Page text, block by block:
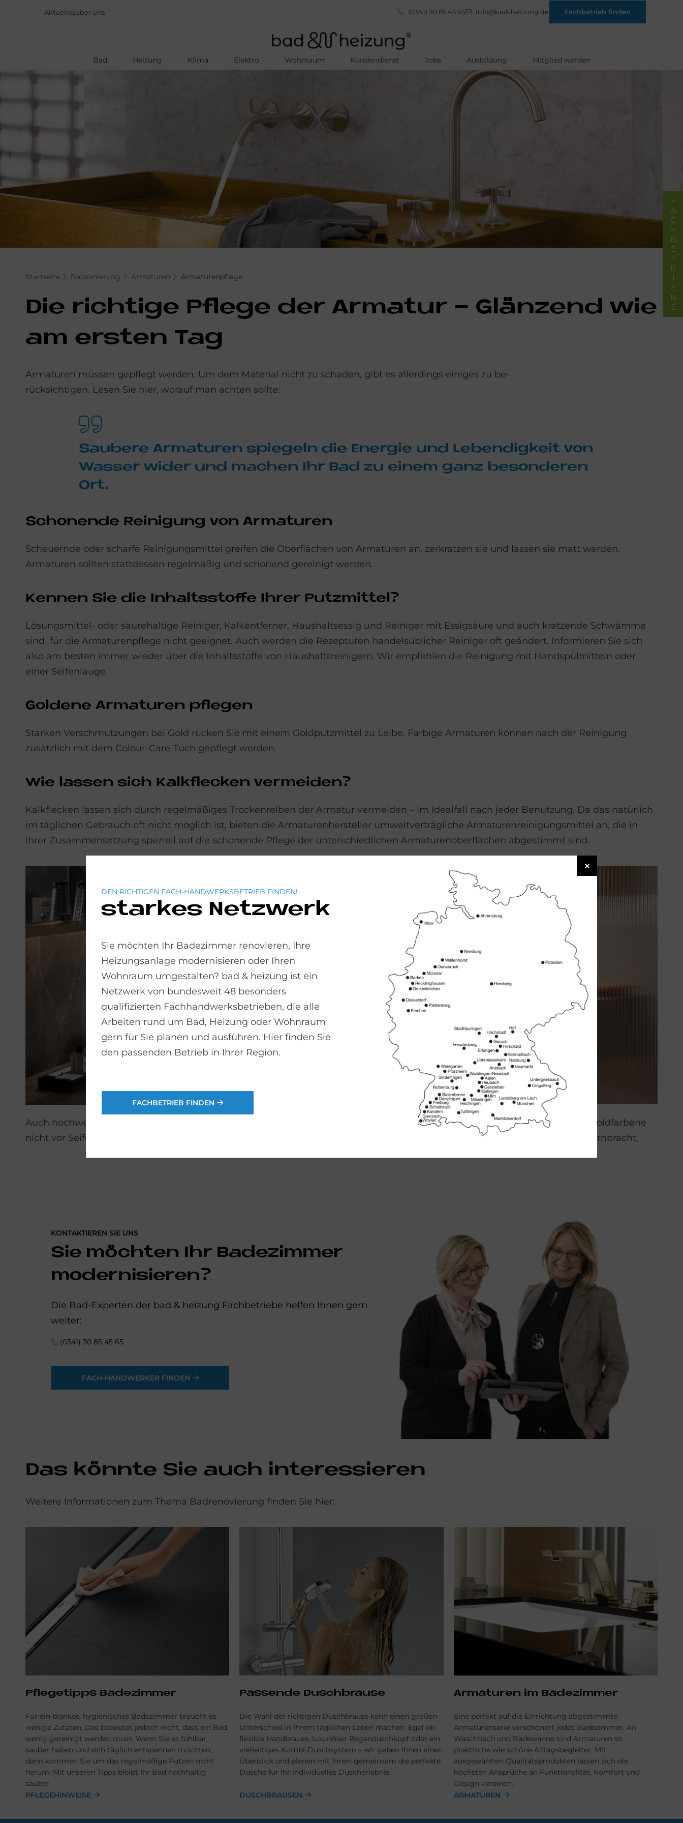
Aktuellesüber uns (0341) 30 85 45 65 info@bad-heizung.de Fachbetrieb finden
Bad Heizung Klima Elektro Wohnraum Kundendienst Jobs Ausbildung Mitglied werden
Startseite Badsanierung Armaturen Armaturenpflege
Die rich­ti­ge Pfle­ge der Ar­ma­tur - Glän­zend wie
am er­sten Tag
Armaturen müssen gepflegt werden. Um dem Material nicht zu schaden, gibt es aller­dings einiges zu be­
rücksichtigen. Lesen Sie hier, worauf man achten sollte:
Sau­be­re Ar­ma­tu­ren spie­geln die En­er­gie und Le­ben­dig­keit von
Was­ser wi­der und ma­chen Ihr Bad zu ei­nem ganz be­son­de­ren
Ort.
Scho­nen­de Rei­ni­gung von Ar­ma­tu­ren
Scheuernde oder scharfe Reinigungsmittel greifen die Oberflächen von Armaturen an, zerkratzen sie und lassen sie matt werden.
Armaturen sollten stattdessen regelmäßig und schonend gereinigt werden.
Ken­nen Sie die In­halts­stof­fe Ih­rer Putz­mit­tel?
Lösungsmittel- oder säurehaltige Reiniger, Kalkentferner, Haushaltsessig und Reiniger mit Essigsäure und auch kratzende Schwämme
sind für die Armaturenpflege nicht geeignet. Auch werden die Rezepturen handelsüblicher Reiniger oft geändert. Informieren Sie sich
also am besten immer wieder über die Inhaltsstoffe von Haushaltsreinigern. Wir empfehlen die Reinigung mit Handspülmitteln oder
einer Seifenlauge.
Gol­de­ne Ar­ma­tu­ren pfle­gen
Starken Verschmutzungen bei Gold rücken Sie mit einem Goldputzmittel zu Leibe. Farbige Armaturen können nach der Reinigung
zusätzlich mit dem Colour-Care-Tuch gepflegt werden.
Wie las­sen sich Kalk­flecken ver­mei­den?
Kalkflecken lassen sich durch regelmäßiges Trockenreiben der Armatur vermeiden – im Idealfall nach jeder Benutzung. Da das natürlich
im täglichen Gebrauch oft nicht möglich ist, bieten die Armaturenhersteller umweltverträgliche Armaturenreinigungsmittel an, die in
ihrer Zusammensetzung speziell auf die schonende Pflege der unterschiedlichen Armaturenoberflächen abgestimmt sind.
Auch hochwertige Armaturen wie die Metropol von hansgrohe sind
nicht vor Seifen-, Lotion- und Kalkablagerungen gefeit.
Die Behandlung mit einem Goldputzmittel lässt Ihre goldfarbene
Armatur, wie hier die MEM Waschtischarmatur von Dornbracht,
KONTAKTIEREN SIE UNS
Sie möchten Ihr Badezimmer
modernisieren?
Die Bad-Experten der bad & heizung Fachbetriebe helfen Ihnen gern
weiter:
(0341) 30 85 45 65
FACH-HANDWERKER FINDEN
Das könnte Sie auch interessieren
Weitere Informationen zum Thema Badrenovierung finden Sie hier:
Pflegetipps Badezimmer
Für ein blankes, hygienisches Badezimmer braucht es
wenige Zutaten. Das bedeutet jedoch nicht, dass ein Bad
wenig gereinigt werden muss. Wenn Sie es fühlbar
sauber haben und sich täglich entspannen möchten,
dann kommen Sie um das regelmäßige Putzen nicht
herum. Mit unseren Tipps bleibt Ihr Bad nachhaltig
sauber.
PFLEGEHINWEISE
Pas­sen­de Duschbrau­se
Die Wahl der richtigen Duschbrause kann einen großen
Unterschied in Ihrem täglichen Leben machen. Egal ob
flexible Handbrause, luxuriöser Regenduschkopf oder ein
vielseitiges Kombi-Duschsystem – wir geben Ihnen einen
Überblick und planen mit Ihnen gemeinsam die perfekte
Dusche für Ihr individuelles Duscherlebnis.
DUSCHBRAUSEN
Ar­ma­tu­ren im Ba­de­zim­mer
Eine perfekt auf die Einrichtung abgestimmte
Armaturenserie verschönert jedes Badezimmer. An
Waschtisch und Badewanne sind Armaturen so
praktische wie schöne Alltagsbegleiter. Mit
ausgewählten Qualitätsprodukten lassen sich die
höchsten Ansprüche an Funktionalität, Komfort und
Design vereinen.
ARMATUREN
DEN RICHTIGEN FACH-HANDWERKSBETRIEB FINDEN!
starkes Netzwerk
Sie möchten Ihr Badezimmer renovieren, Ihre
Heizungsanlage modernisieren oder Ihren
Wohnraum umgestalten? bad & heizung ist ein
Netzwerk von bundesweit 48 besonders
qualifizierten Fachhandwerksbetrieben, die alle
Arbeiten rund um Bad, Heizung oder Wohnraum
gern für Sie planen und ausführen. Hier finden Sie
den passenden Betrieb in Ihrer Region.
FACHBETRIEB FINDEN
FACHBETRIEBE